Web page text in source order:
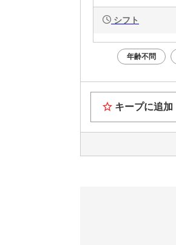
シフト
年齢不問
キープに追加